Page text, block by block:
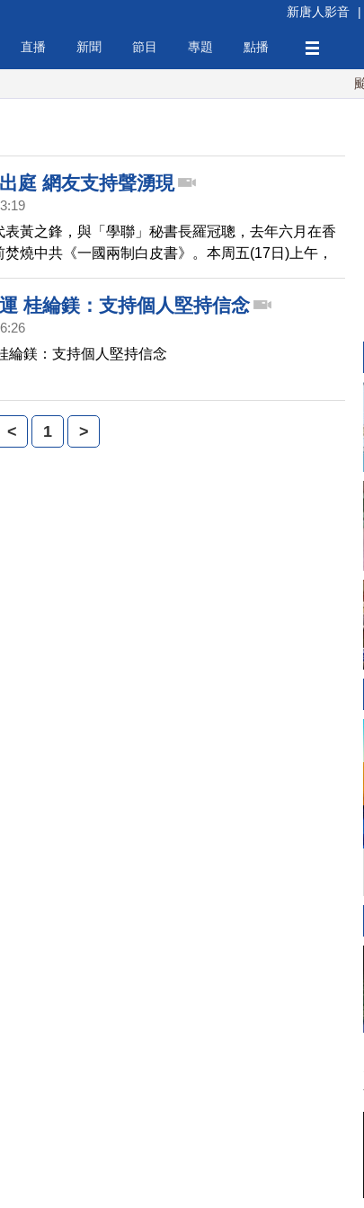
新唐人影音 |
直播 新聞 節目 專題 點播
颱
庭 網友支持聲湧現
表黃之鋒，與「學聯」秘書長羅冠聰，去年六月在香
燒中共《一國兩制白皮書》。本周五(17日)上午，
審，不過，他臉書上得到許多網友留言，有人說：
勝正，公道自在人心。」也有人說：「希望你無事，
桂綸鎂：支持個人堅持信念
綸鎂：支持個人堅持信念
< 1 >